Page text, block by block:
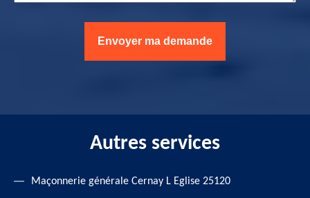
Autres services
Maçonnerie générale Cernay L Eglise 25120